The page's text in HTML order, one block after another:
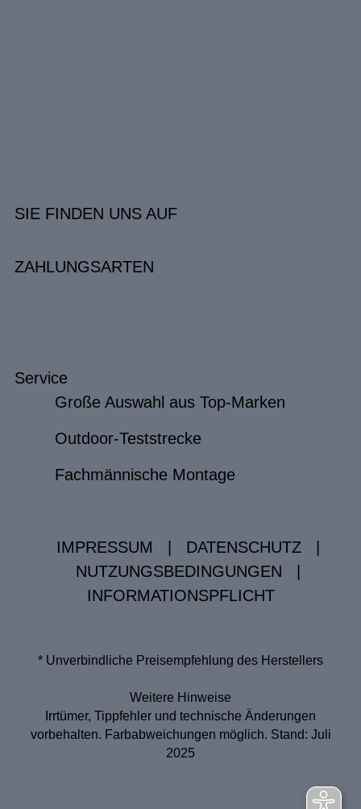
SIE FINDEN UNS AUF
ZAHLUNGSARTEN
Service
Große Auswahl aus Top-Marken
Outdoor-Teststrecke
Fachmännische Montage
IMPRESSUM DATENSCHUTZ
NUTZUNGSBEDINGUNGEN
INFORMATIONSPFLICHT
* Unverbindliche Preisempfehlung des Herstellers
Weitere Hinweise
Irrtümer, Tippfehler und technische Änderungen
vorbehalten. Farbabweichungen möglich. Stand: Juli
2025